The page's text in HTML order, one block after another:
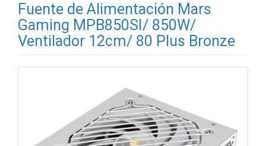
Fuente de Alimentación Mars
Gaming MPB850SI/ 850W/
Ventilador 12cm/ 80 Plus Bronze